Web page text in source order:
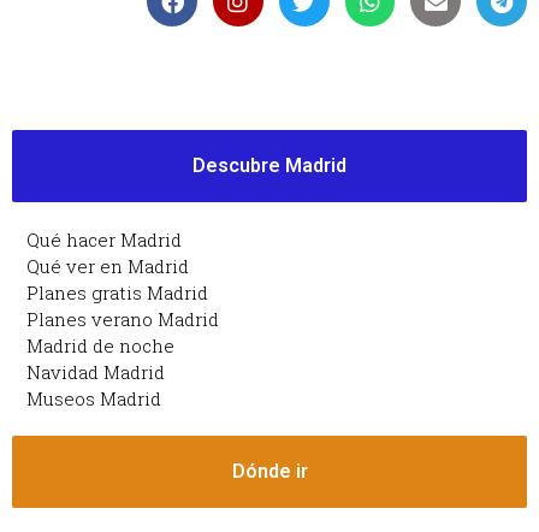
Descubre Madrid
Qué hacer Madrid
Qué ver en Madrid
Planes gratis Madrid
Planes verano Madrid
Madrid de noche
Navidad Madrid
Museos Madrid
Dónde ir